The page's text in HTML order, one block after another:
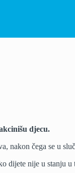
djecu.
nakon čega se u
dijete nije u stanju